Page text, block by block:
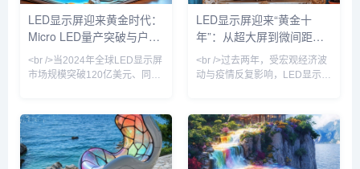
宣布其Micro LED巨量转移良率
已超过99.99%，使得单位成本
较两年前下降约60%。行业分析
显示屏正从传统的“显示工具”升
级为“沉浸式体验载体”。值得注
意的是，今年发布的《LED显示
标正式实施，
LED显示屏迎来黄金时代：
Micro LED量产突破与户外
广告革命
<br />当2024年全球LED显示屏
市场规模突破120亿美元、同比
弹，而是技术代际切换带来的价
值重估。过去三年，Mini LED
背光在电视和笔记本上的渗透率
从5%飙升至38%，而Micro
LED显示屏迎来“黄金十
年”：从超大屏到微间距，
技术革命重塑视觉生态
<br />过去两年，受宏观经济波
动与疫情反复影响，LED显示屏
来，随着文旅夜游、裸眼3D、
虚拟拍摄、会议一体机等新兴场
景加速放量，LED显示屏产业明
显回暖。据行业机构预计，